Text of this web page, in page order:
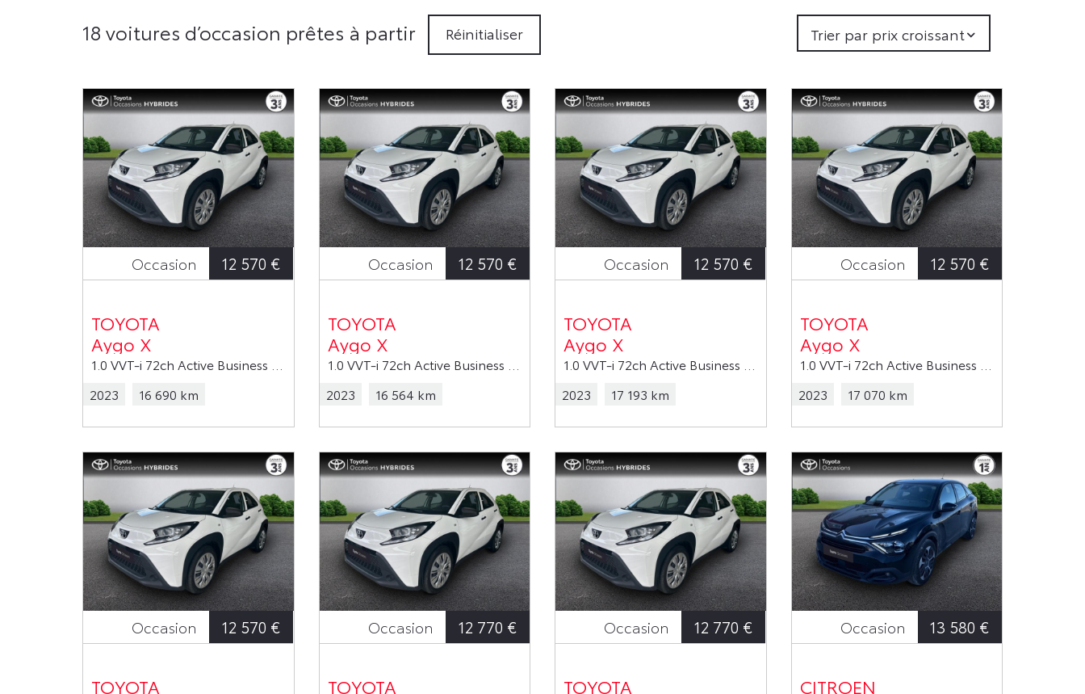
18 voitures d’occasion prêtes à partir Réinitialiser Trier par prix croissant
Occasion 12 570 €
TOYOTA
Aygo X
2023
16 690 km
Occasion 12 570 €
TOYOTA
Aygo X
2023
16 564 km
Occasion 12 570 €
TOYOTA
Aygo X
2023
17 193 km
Occasion 12 570 €
TOYOTA
Aygo X
2023
17 070 km
Occasion 12 570 €
TOYOTA
Occasion 12 770 €
TOYOTA
Occasion 12 770 €
TOYOTA
Occasion 13 580 €
CITROEN